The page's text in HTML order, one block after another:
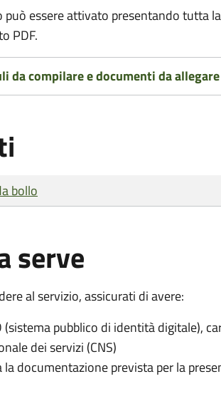
può essere attivato presentando tutta
PDF.
da compilare e documenti da allegare
bollo
serve
al servizio, assicurati di avere:
(sistema pubblico di identità digitale),
dei servizi (CNS)
documentazione prevista per la